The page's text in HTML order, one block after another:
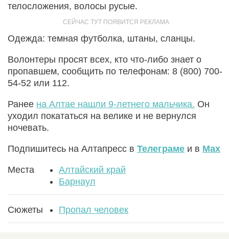
телосложения, волосы русые.
Одежда: темная футболка, штаны, сланцы.
Волонтеры просят всех, кто что-либо знает о
пропавшем, сообщить по телефонам: 8 (800) 700-
54-52 или 112.
Ранее на Алтае нашли 9-летнего мальчика. Он
уходил покататься на велике и не вернулся
ночевать.
Подпишитесь на Алтапресс в Телеграме и в Max
Места
Алтайский край
Барнаул
Сюжеты Пропал человек